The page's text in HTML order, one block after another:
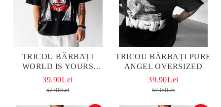
TRICOU BĂRBAȚI
WORLD IS YOURS
OVERSIZED
39.90Lei
57.00Lei
TRICOU BĂRBAȚI PURE
ANGEL OVERSIZED
39.90Lei
57.00Lei